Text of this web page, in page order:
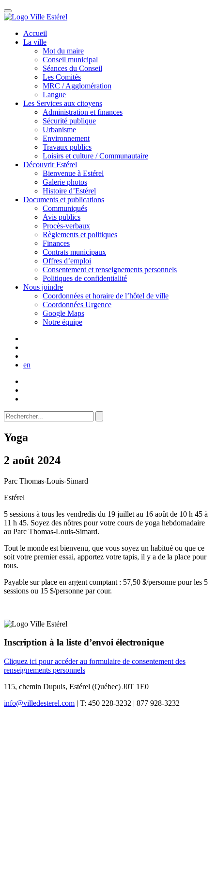
Accueil
La ville
Mot du maire
Conseil municipal
Séances du Conseil
Les Comités
MRC / Agglomération
Langue
Les Services aux citoyens
Administration et finances
Sécurité publique
Urbanisme
Environnement
Travaux publics
Loisirs et culture / Communautaire
Découvrir Estérel
Bienvenue à Estérel
Galerie photos
Histoire d’Estérel
Documents et publications
Communiqués
Avis publics
Procès-verbaux
Règlements et politiques
Finances
Contrats municipaux
Offres d’emploi
Consentement et renseignements personnels
Politiques de confidentialité
Nous joindre
Coordonnées et horaire de l’hôtel de ville
Coordonnées Urgence
Google Maps
Notre équipe
en
Yoga
2 août 2024
Parc Thomas-Louis-Simard
Estérel
5 sessions à tous les vendredis du 19 juillet au 16 août de 10 h 45 à
11 h 45. Soyez des nôtres pour votre cours de yoga hebdomadaire
au Parc Thomas-Louis-Simard.
Tout le monde est bienvenu, que vous soyez un habitué ou que ce
soit votre premier essai, apportez votre tapis, il y a de la place pour
tous.
Payable sur place en argent comptant : 57,50 $/personne pour les 5
sessions ou 15 $/personne par cour.
Inscription à la liste d’envoi électronique
Cliquez ici pour accéder au formulaire de consentement des
renseignements personnels
115, chemin Dupuis, Estérel (Québec) J0T 1E0
info@villedesterel.com | T: 450 228-3232 | 877 928-3232